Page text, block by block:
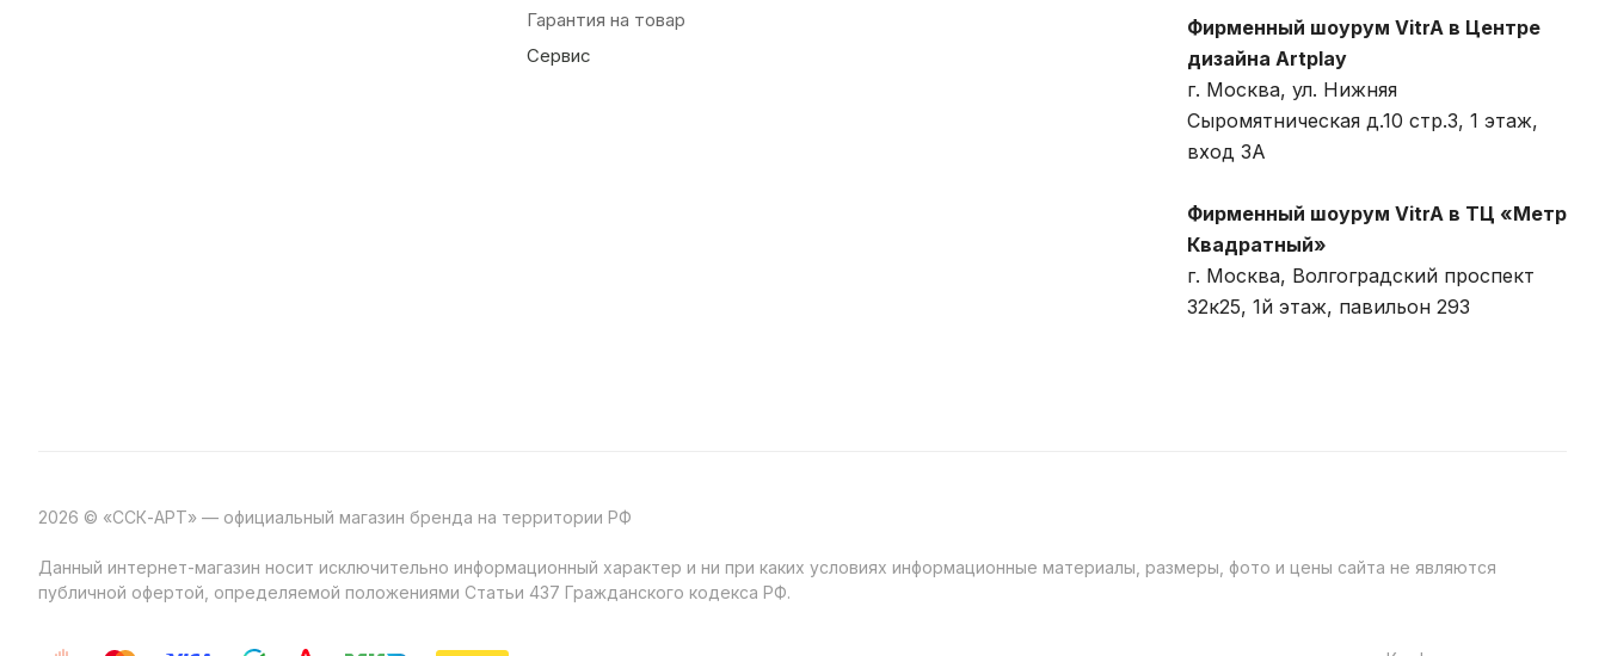
Гарантия на товар
Сервис
Фирменный шоурум VitrA в Центре
дизайна Artplay
г. Москва, ул. Нижняя
Сыромятническая д.10 стр.3, 1 этаж,
вход 3A
Фирменный шоурум VitrA в ТЦ «Метр
Квадратный»
г. Москва, Волгоградский проспект
32к25, 1й этаж, павильон 293
2026 © «ССК-АРТ» — официальный магазин бренда на территории РФ
Данный интернет-магазин носит исключительно информационный характер и ни при каких условиях информационные материалы, размеры, фото и цены сайта не являются
публичной офертой, определяемой положениями Статьи 437 Гражданского кодекса РФ.